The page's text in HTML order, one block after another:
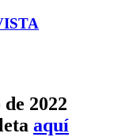
2022
aquí